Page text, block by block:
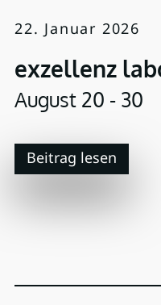
22. Januar 2026
exzellenz
August 20 - 30
Beitrag lesen